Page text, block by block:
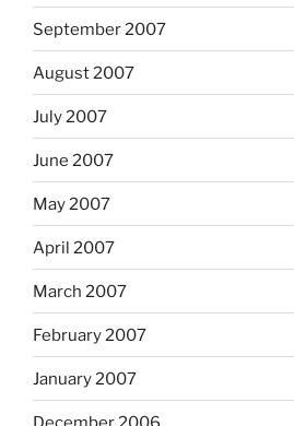
September 2007
August 2007
July 2007
June 2007
May 2007
April 2007
March 2007
February 2007
January 2007